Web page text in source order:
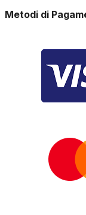
Metodi di